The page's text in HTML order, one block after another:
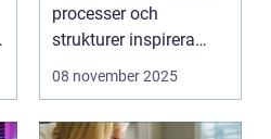
processer och
strukturer inspirera
hur...
08 november 2025